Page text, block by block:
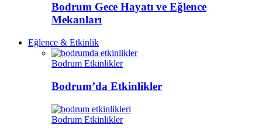
Bodrum Gece Hayatı ve Eğlence
Mekanları
Eğlence & Etkinlik
Bodrum Etkinlikler
Bodrum’da Etkinlikler
Bodrum Etkinlikler